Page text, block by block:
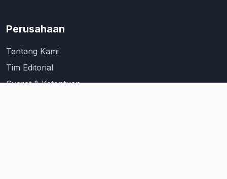
Perusahaan
Tentang Kami
Tim Editorial
Syarat & Ketentuan